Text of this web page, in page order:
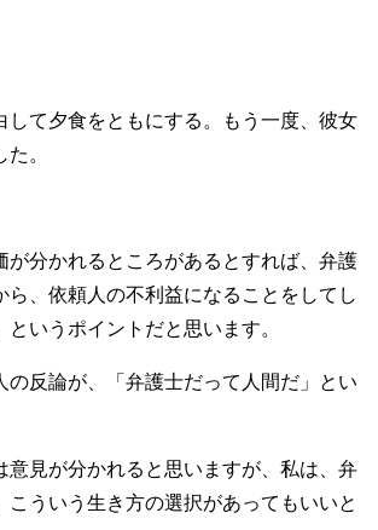
して夕食をともにする。もう一度、彼女
。
が分かれるところがあるとすれば、弁護
ら、依頼人の不利益になることをしてし
というポイントだと思います。
の反論が、「弁護士だって人間だ」とい
意見が分かれると思いますが、私は、弁
こういう生き方の選択があってもいいと